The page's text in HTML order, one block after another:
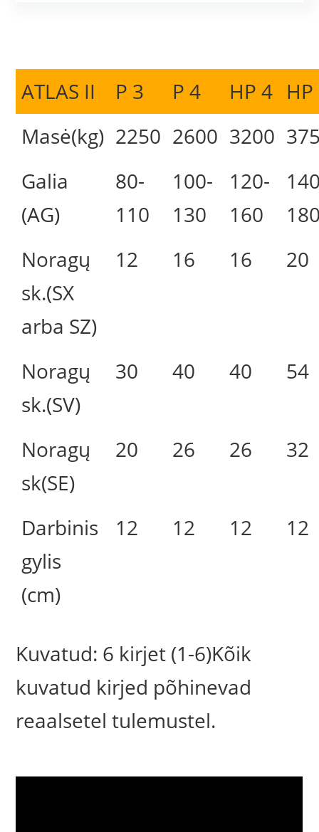
ATLAS II P 3 P 4 HP 4
Masė(kg) 2250 2600 3200
Galia
(AG)
80-
110
100-
130
120-
160
Noragų
sk.(SX
arba SZ)
12 16 16 20
Noragų
sk.(SV)
30 40 40 54
Noragų
sk(SE)
20 26 26 32
Darbinis
gylis
(cm)
12 12 12 12
Kuvatud: 6 kirjet (1-6)Kõik
kuvatud kirjed põhinevad
reaalsetel tulemustel.